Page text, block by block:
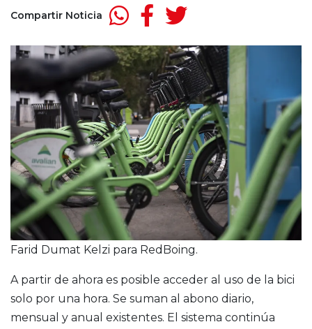
Compartir Noticia
Farid Dumat Kelzi para RedBoing.
A partir de ahora es posible acceder al uso de la bici
solo por una hora. Se suman al abono diario,
mensual y anual existentes. El sistema continúa